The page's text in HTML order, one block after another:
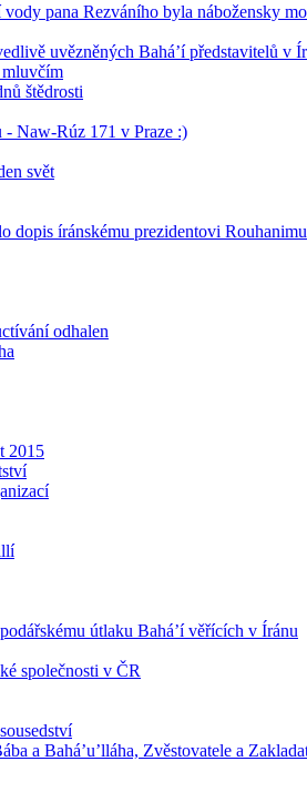
pana Rezváního byla nábožensky
uvězněných Bahá’í představitelů v
štědrosti
- Naw-Rúz 171 v Praze :)
svět
dopis íránskému prezidentovi Rouhanimu
odhalen
2015
útlaku Bahá’í věřících v Íránu
společnosti v ČR
a Bahá’u’lláha, Zvěstovatele a